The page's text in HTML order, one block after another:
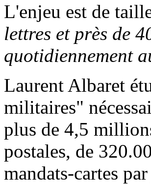
L'enjeu est de
lettres et près de
quotidiennement
Laurent Albaret
militaires"
plus de 4,5
postales, de
mandats-cartes